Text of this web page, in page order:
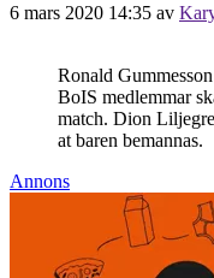
6 mars 2020 14:35 av
Ronald
BoIS medlemmar
match. Dion
at baren bemannas.
Annons